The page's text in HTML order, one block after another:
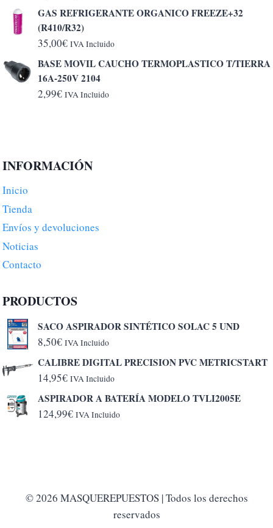
de
desde
5,20€
hasta
6,50€
GAS REFRIGERANTE ORGANICO FREEZE+32
(R410/R32)
35,00€ IVA Incluido
BASE MOVIL CAUCHO TERMOPLASTICO T/TIERRA
16A-250V 2104
2,99€ IVA Incluido
INFORMACIÓN
Inicio
Tienda
Envíos y devoluciones
Noticias
Contacto
PRODUCTOS
SACO ASPIRADOR SINTÉTICO SOLAC 5 UND
8,50€ IVA Incluido
CALIBRE DIGITAL PRECISION PVC METRICSTART
14,95€ IVA Incluido
ASPIRADOR A BATERÍA MODELO TVLI2005E
124,99€ IVA Incluido
© 2026 MASQUEREPUESTOS | Todos los derechos
reservados